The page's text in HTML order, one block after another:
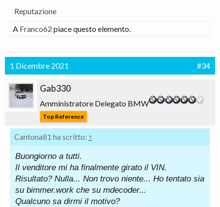
Reputazione
A Franco62 piace questo elemento.
1 Dicembre 2021 #34
Gab330
Amministratore Delegato BMW
Top Reference
Cantona81 ha scritto: ↑
Buongiorno a tutti.
Il venditore mi ha finalmente girato il VIN.
Risultato? Nulla... Non trovo niente... Ho tentato sia
su bimmer.work che su mdecoder...
Qualcuno sa dirmi il motivo?